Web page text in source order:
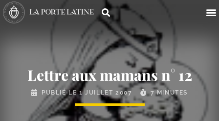
Lettre aux mamans n° 12
PUBLIÉ LE1 JUILLET 2007 7 MINUTES